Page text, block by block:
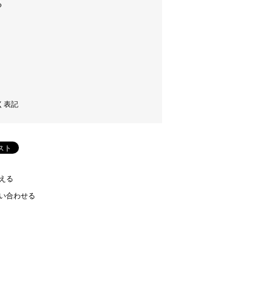
表記
る
合わせる